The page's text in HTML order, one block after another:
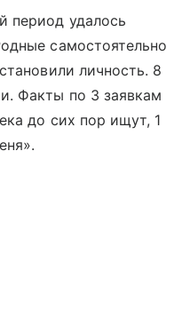
период удалось
самостоятельно
личность. 8
Факты по 3 заявкам
до сих пор ищут, 1